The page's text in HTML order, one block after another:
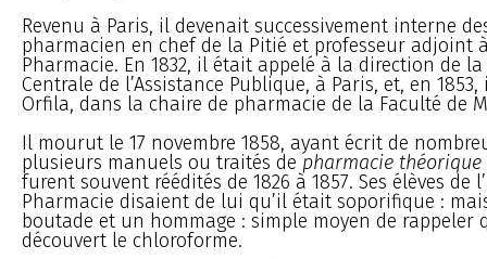
Revenu à Paris, il devenait successivement interne
pharmacien en chef de la Pitié et professeur adjoint à
Pharmacie. En 1832, il était appelé à la direction de
Centrale de l’Assistance Publique, à Paris, et, en
Orfila, dans la chaire de pharmacie de la Faculté de
Il mourut le 17 novembre 1858, ayant écrit de
plusieurs manuels ou traités de pharmacie
furent souvent réédités de 1826 à 1857. Ses élèves de
Pharmacie disaient de lui qu’il était soporifique :
boutade et un hommage : simple moyen de rappeler
découvert le chloroforme.